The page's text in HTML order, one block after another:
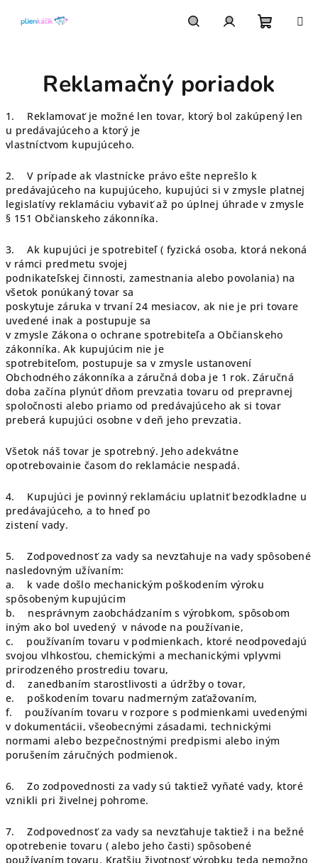
košík
Reklamačný poriadok
1. Reklamovať je možné len tovar, ktorý bol zakúpený len
u predávajúceho a ktorý je
vlastníctvom kupujúceho.
2. V prípade ak vlastnícke právo ešte neprešlo k
predávajúceho na kupujúceho, kupujúci si v zmysle platnej
legislatívy reklamáciu vybaviť až po úplnej úhrade v zmysle
§ 151 Občianskeho zákonníka.
3. Ak kupujúci je spotrebiteľ ( fyzická osoba, ktorá nekoná
v rámci predmetu svojej
podnikateľskej činnosti, zamestnania alebo povolania) na
všetok ponúkaný tovar sa
poskytuje záruka v trvaní 24 mesiacov, ak nie je pri tovare
uvedené inak a postupuje sa
v zmysle Zákona o ochrane spotrebiteľa a Občianskeho
zákonníka. Ak kupujúcim nie je
spotrebiteľom, postupuje sa v zmysle ustanovení
Obchodného zákonníka a záručná doba je 1 rok. Záručná
doba začína plynúť dňom prevzatia tovaru od prepravnej
spoločnosti alebo priamo od predávajúceho ak si tovar
preberá kupujúci osobne v deň jeho prevzatia.
Všetok náš tovar je spotrebný. Jeho adekvátne
opotrebovainie časom do reklamácie nespadá.
4. Kupujúci je povinný reklamáciu uplatniť bezodkladne u
predávajúceho, a to hneď po
zistení vady.
5. Zodpovednosť za vady sa nevzťahuje na vady spôsobené
nasledovným užívaním:
a. k vade došlo mechanickým poškodením výroku
spôsobeným kupujúcim
b. nesprávnym zaobchádzaním s výrobkom, spôsobom
iným ako bol uvedený v návode na používanie,
c. používaním tovaru v podmienkach, ktoré neodpovedajú
svojou vlhkosťou, chemickými a mechanickými vplyvmi
prirodzeného prostrediu tovaru,
d. zanedbaním starostlivosti a údržby o tovar,
e. poškodením tovaru nadmerným zaťažovaním,
f. používaním tovaru v rozpore s podmienkami uvedenými
v dokumentácii, všeobecnými zásadami, technickými
normami alebo bezpečnostnými predpismi alebo iným
porušením záručných podmienok.
6. Zo zodpovednosti za vady sú taktiež vyňaté vady, ktoré
vznikli pri živelnej pohrome.
7. Zodpovednosť za vady sa nevzťahuje taktiež i na bežné
opotrebenie tovaru ( alebo jeho časti) spôsobené
používaním tovaru. Kratšiu životnosť výrobku teda nemožno